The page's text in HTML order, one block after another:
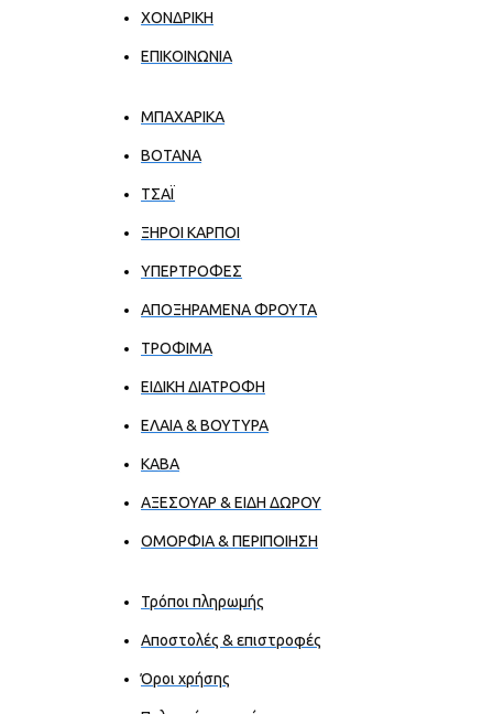
ΧΟΝΔΡΙΚΉ
ΕΠΙΚΟΙΝΩΝΊΑ
ΜΠΑΧΑΡΙΚΑ
ΒΟΤΑΝΑ
ΤΣΑΪ
ΞΗΡΟΙ ΚΑΡΠΟΙ
ΥΠΕΡΤΡΟΦΕΣ
ΑΠΟΞΗΡΑΜΕΝΑ ΦΡΟΥΤΑ
ΤΡΟΦΙΜΑ
ΕΙΔΙΚΗ ΔΙΑΤΡΟΦΗ
ΕΛΑΙΑ & ΒΟΥΤΥΡΑ
ΚΑΒΑ
ΑΞΕΣΟΥΑΡ & ΕΙΔΗ ΔΩΡΟΥ
ΟΜΟΡΦΙΑ & ΠΕΡΙΠΟΙΗΣΗ
Τρόποι πληρωμής
Αποστολές & επιστροφές
Όροι χρήσης